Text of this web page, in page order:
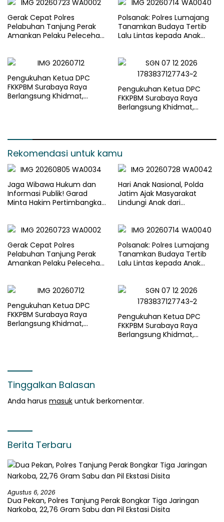
Gerak Cepat Polres
Pelabuhan Tanjung Perak
Amankan Pelaku Pelecehan
Polsanak: Polres Lumajang
Tanamkan Budaya Tertib
Lalu Lintas kepada Anak
Pengukuhan Ketua DPC
FKKPBM Surabaya Raya
Berlangsung Khidmat,
Pengukuhan Ketua DPC
FKKPBM Surabaya Raya
Berlangsung Khidmat,
Rekomendasi untuk kamu
Jaga Wibawa Hukum dan
Informasi Publik! Garad
Minta Hakim Pertimbangkan
Hari Anak Nasional, Polda
Jatim Ajak Masyarakat
Lindungi Anak dari
Gerak Cepat Polres
Pelabuhan Tanjung Perak
Amankan Pelaku Pelecehan
Polsanak: Polres Lumajang
Tanamkan Budaya Tertib
Lalu Lintas kepada Anak
Pengukuhan Ketua DPC
FKKPBM Surabaya Raya
Berlangsung Khidmat,
Pengukuhan Ketua DPC
FKKPBM Surabaya Raya
Berlangsung Khidmat,
Tinggalkan Balasan
Anda harus masuk untuk berkomentar.
Berita Terbaru
Agustus 6, 2026
Dua Pekan, Polres Tanjung Perak Bongkar Tiga Jaringan
Narkoba, 22,76 Gram Sabu dan Pil Ekstasi Disita